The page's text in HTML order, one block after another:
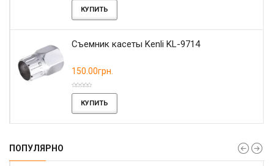
КУПИТЬ
Съемник касеты Kenli KL-9714
150.00грн.
КУПИТЬ
ПОПУЛЯРНО